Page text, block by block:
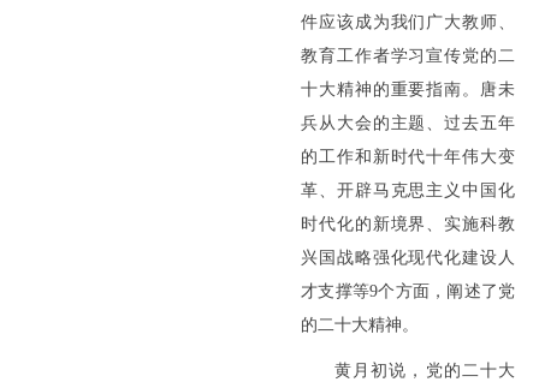
件应该成为我们广大教师、
教育工作者学习宣传党的二
十大精神的重要指南。唐未
兵从大会的主题、过去五年
的工作和新时代十年伟大变
革、开辟马克思主义中国化
时代化的新境界、实施科教
兴国战略强化现代化建设人
才支撑等9个方面，阐述了党
的二十大精神。
黄月初说，党的二十大